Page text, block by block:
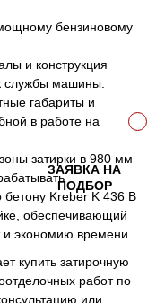
ЗАЯВКА НА
ПОДБОР
бензиновому
и конструкция
службы машины.
габариты и
в работе на
затирки в 980 мм
Kreber K 436 B
обеспечивающий
и экономию времени.
купить затирочную
работ по
или